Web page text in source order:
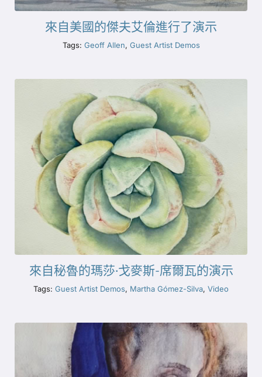
來自美國的傑夫艾倫進行了演示
Tags: Geoff Allen, Guest Artist Demos
來自秘魯的瑪莎·戈麥斯-席爾瓦的演示
Tags: Guest Artist Demos, Martha Gómez-Silva, Video